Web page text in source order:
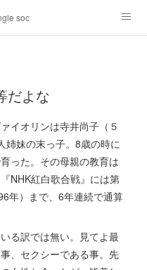
sociology)と高齢化社会学
究所
ションは買うべきでは無い理由は全
海外生活の掟
理 総集編
だよな
イオリンは寺井尚子（５
姉妹の末っ子。8歳の時に
った。その母親の教育は
NHK紅白歌合戦』には第
年）まで、6年連続で通算
る訳では無い。見てよ最
、セクシーである事。先